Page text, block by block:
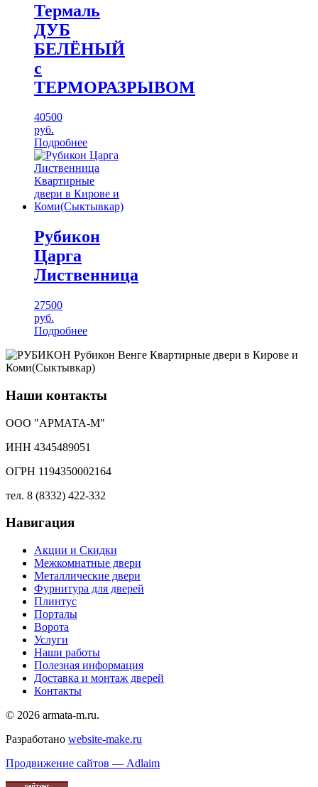
Термаль
ДУБ
БЕЛЁНЫЙ
с
ТЕРМОРАЗРЫВОМ
40500
руб.
Подробнее
Рубикон
Царга
Лиственница
27500
руб.
Подробнее
Наши контакты
ООО "АРМАТА-М"
ИНН 4345489051
ОГРН 1194350002164
тел. 8 (8332) 422-332
Навигация
Акции и Скидки
Межкомнатные двери
Металлические двери
Фурнитура для дверей
Плинтус
Порталы
Ворота
Услуги
Наши работы
Полезная информация
Доставка и монтаж дверей
Контакты
© 2026 armata-m.ru.
Разработано website-make.ru
Продвижение сайтов — Adlaim